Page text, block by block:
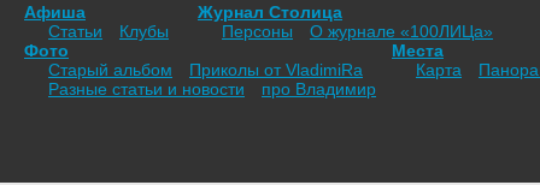
Афиша
Статьи
Клубы
Журнал Столица
Персоны
О журнале «100ЛИЦа»
Фото
Старый альбом
Приколы от VladimiRа
Места
Карта
Разные статьи и новости
про Владимир